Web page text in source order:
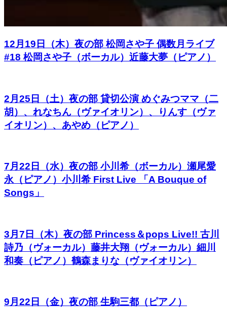
12月19日（木）夜の部 松岡さや⼦ 偶数⽉ライブ
#18 松岡さや子（ボーカル）近藤大夢（ピアノ）
2月25日（土）夜の部 貸切公演 めぐみつママ（二
胡）、れなちん（ヴァイオリン）、りんす（ヴァ
イオリン）、あやめ（ピアノ）
7月22日（水）夜の部 小川希（ボーカル）瀬尾愛
永（ピアノ）小川希 First Live 「A Bouque of
Songs」
3月7日（木）夜の部 Princess＆pops Live!! 古川
詩乃（ヴォーカル）藤井大翔（ヴォーカル）細川
和奏（ピアノ）鶴森まりな（ヴァイオリン）
9月22日（金）夜の部 生駒三都（ピアノ）